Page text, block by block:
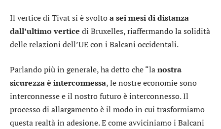
Il vertice di Tivat si è svoltoa sei mesi di distanza
dall’ultimo vertice di Bruxelles, riaffermando la solidità
delle relazioni dell’UE con i Balcani occidentali.
Parlando più in generale, ha detto che “lanostra
sicurezza è interconnessa, le nostre economie sono
interconnesse e il nostro futuro è interconnesso. Il
processo di allargamento è il modo in cui trasformiamo
questa realtà in adesione. E come avviciniamo i Balcani